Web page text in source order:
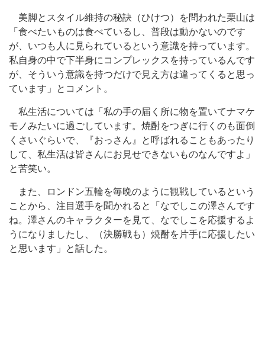
美脚とスタイル維持の秘訣（ひけつ）を問われた栗山は
「食べたいものは食べているし、普段は動かないのです
が、いつも人に見られているという意識を持っています。
私自身の中で下半身にコンプレックスを持っているんです
が、そういう意識を持つだけで見え方は違ってくると思っ
ています」とコメント。
私生活については「私の手の届く所に物を置いてナマケ
モノみたいに過ごしています。焼酎をつぎに行くのも面倒
くさいぐらいで、『おっさん』と呼ばれることもあったり
して、私生活は皆さんにお見せできないものなんですよ」
と苦笑い。
また、ロンドン五輪を毎晩のように観戦しているという
ことから、注目選手を聞かれると「なでしこの澤さんです
ね。澤さんのキャラクターを見て、なでしこを応援するよ
うになりましたし、（決勝戦も）焼酎を片手に応援したい
と思います」と話した。